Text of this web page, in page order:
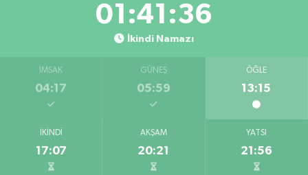
01:41:36
İkindi Namazı
İMSAK
04:17
GÜNEŞ
05:59
ÖĞLE
13:15
İKINDI
17:07
AKŞAM
20:21
YATSI
21:56